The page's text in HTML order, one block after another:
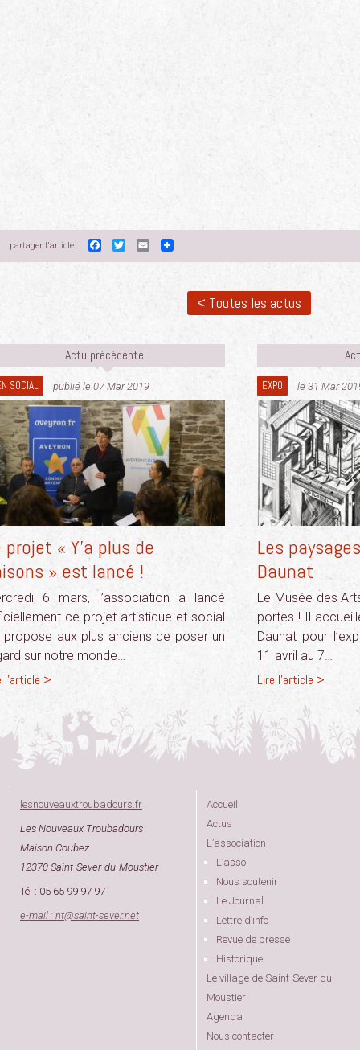
partager l'article : Facebook
TwitterEmail
< Toutes les actus
Actu précédente
SOCIAL publié le 07 Mar 2019
projet « Y’a plus de
» est lancé !
6 mars, l’association a lancé
ce projet artistique et social
propose aux plus anciens de poser un
sur notre monde…
l'article >
EXPO le 31 Mar
Les
Daunat
Le Musée des
portes ! Il
Daunat pour
11 avril au 7…
Lire l'article >
lesnouveauxtroubadours.fr
Les Nouveaux Troubadours
Maison Coubez
12370 Saint-Sever-du-Moustier
Tél : 05 65 99 97 97
e-mail : nt@saint-sever.net
Accueil
Actus
L’association
L’asso
Nous soutenir
Le Journal
Lettre d’info
Revue de presse
Historique
Le village de Saint-Sever du
Moustier
Agenda
Nous contacter